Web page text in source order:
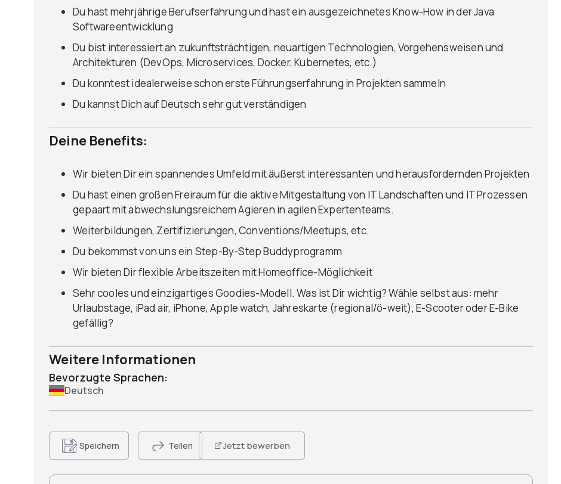
Du hast mehrjährige Berufserfahrung und hast ein ausgezeichnetes Know-How in der Java
Softwareentwicklung
Du bist interessiert an zukunftsträchtigen, neuartigen Technologien, Vorgehensweisen und
Architekturen (DevOps, Microservices, Docker, Kubernetes, etc.)
Du konntest idealerweise schon erste Führungserfahrung in Projekten sammeln
Du kannst Dich auf Deutsch sehr gut verständigen
Deine Benefits:
Wir bieten Dir ein spannendes Umfeld mit äußerst interessanten und herausfordernden Projekten
Du hast einen großen Freiraum für die aktive Mitgestaltung von IT Landschaften und IT Prozessen
gepaart mit abwechslungsreichem Agieren in agilen Expertenteams.
Weiterbildungen, Zertifizierungen, Conventions/Meetups, etc.
Du bekommst von uns ein Step-By-Step Buddyprogramm
Wir bieten Dir flexible Arbeitszeiten mit Homeoffice-Möglichkeit
Sehr cooles und einzigartiges Goodies-Modell. Was ist Dir wichtig? Wähle selbst aus: mehr
Urlaubstage, iPad air, iPhone, Apple watch, Jahreskarte (regional/ö-weit), E-Scooter oder E-Bike
gefällig?
Weitere Informationen
Bevorzugte Sprachen:
Deutsch
Speichern Teilen Jetzt bewerben